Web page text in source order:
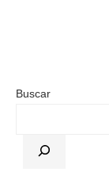
Buscar